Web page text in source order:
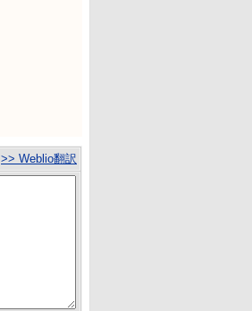
>> Weblio翻訳